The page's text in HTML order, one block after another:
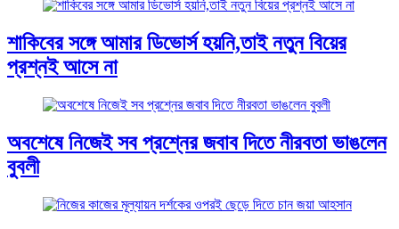
শাকিবের সঙ্গে আমার ডিভোর্স হয়নি,তাই নতুন বিয়ের
প্রশ্নই আসে না
অবশেষে নিজেই সব প্রশ্নের জবাব দিতে নীরবতা ভাঙলেন
বুবলী